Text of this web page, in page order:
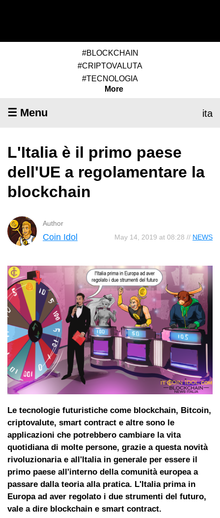
#BLOCKCHAIN
#CRIPTOVALUTA
#TECNOLOGIA
More
☰ Menu ita
L'Italia è il primo paese
dell'UE a regolamentare la
blockchain
May 14, 2019 at 08:28 // NEWS
Author
Coin Idol
Le tecnologie futuristiche come blockchain, Bitcoin,
criptovalute, smart contract e altre sono le
applicazioni che potrebbero cambiare la vita
quotidiana di molte persone, grazie a questa novità
rivoluzionaria e all'Italia in generale per essere il
primo paese all'interno della comunità europea a
passare dalla teoria alla pratica. L'Italia prima in
Europa ad aver regolato i due strumenti del futuro,
vale a dire blockchain e smart contract.